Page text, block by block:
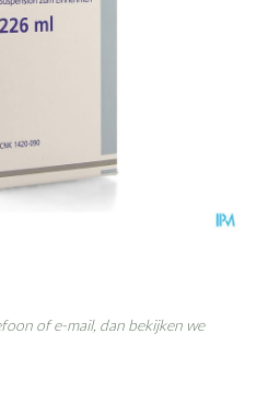
of e-mail, dan bekijken we